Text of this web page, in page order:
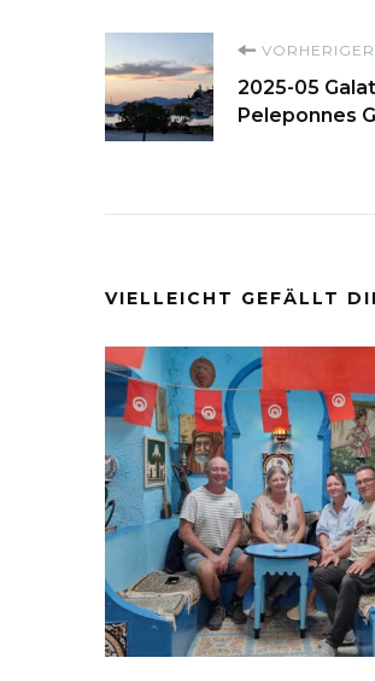
2025-05
Peleponnes
VIELLEICHT GEFÄLLT